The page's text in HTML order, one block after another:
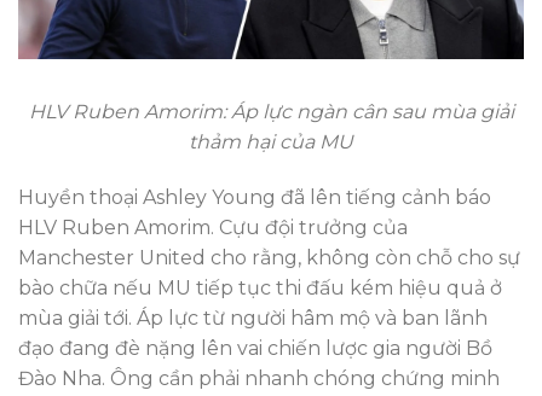
HLV Ruben Amorim: Áp lực ngàn cân sau mùa giải
thảm hại của MU
Huyền thoại Ashley Young đã lên tiếng cảnh báo
HLV Ruben Amorim. Cựu đội trưởng của
Manchester United cho rằng, không còn chỗ cho sự
bào chữa nếu MU tiếp tục thi đấu kém hiệu quả ở
mùa giải tới. Áp lực từ người hâm mộ và ban lãnh
đạo đang đè nặng lên vai chiến lược gia người Bồ
Đào Nha. Ông cần phải nhanh chóng chứng minh